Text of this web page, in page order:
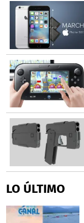
LO ÚLTIMO